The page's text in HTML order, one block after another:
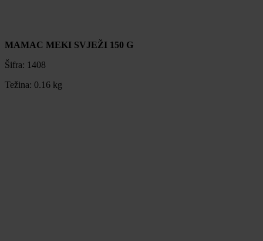
MAMAC MEKI SVJEŽI 150 G
Šifra: 1408
Težina: 0.16 kg